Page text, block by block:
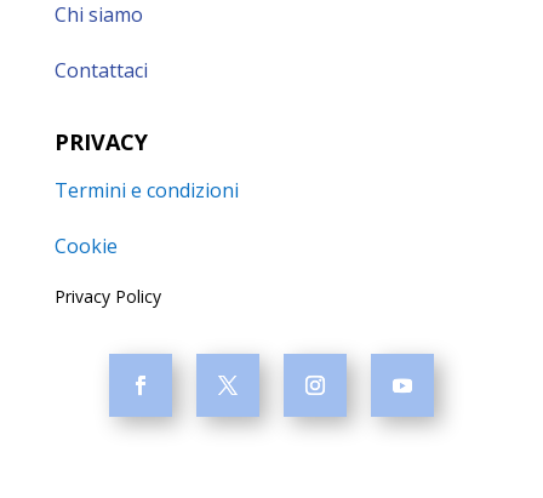
Chi siamo
Contattaci
PRIVACY
Termini e condizioni
Cookie
Privacy Policy